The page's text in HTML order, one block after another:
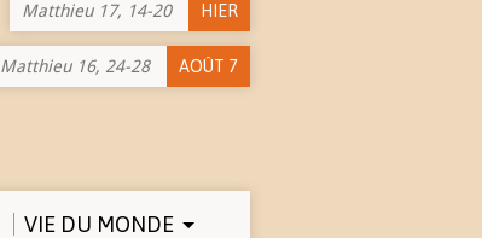
Matthieu 17, 14-20 HIER
Matthieu 16, 24-28 AOÛT 7
VIE DU MONDE